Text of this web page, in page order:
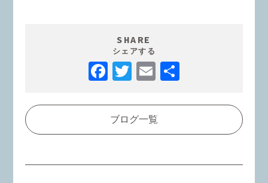
SHARE
シェアする
Facebook
TwitterEmail
ブログ一覧